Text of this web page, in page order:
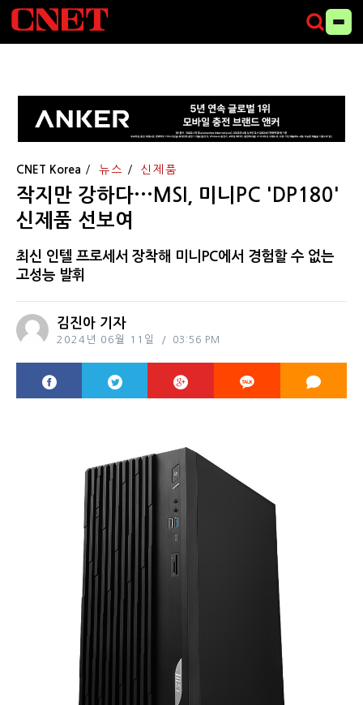
CNET Korea 뉴스 신제품
작지만 강하다···MSI, 미니PC 'DP180'
신제품 선보여
최신 인텔 프로세서 장착해 미니PC에서 경험할 수 없는
고성능 발휘
김진아 기자
2024년 06월 11일 03:56 PM